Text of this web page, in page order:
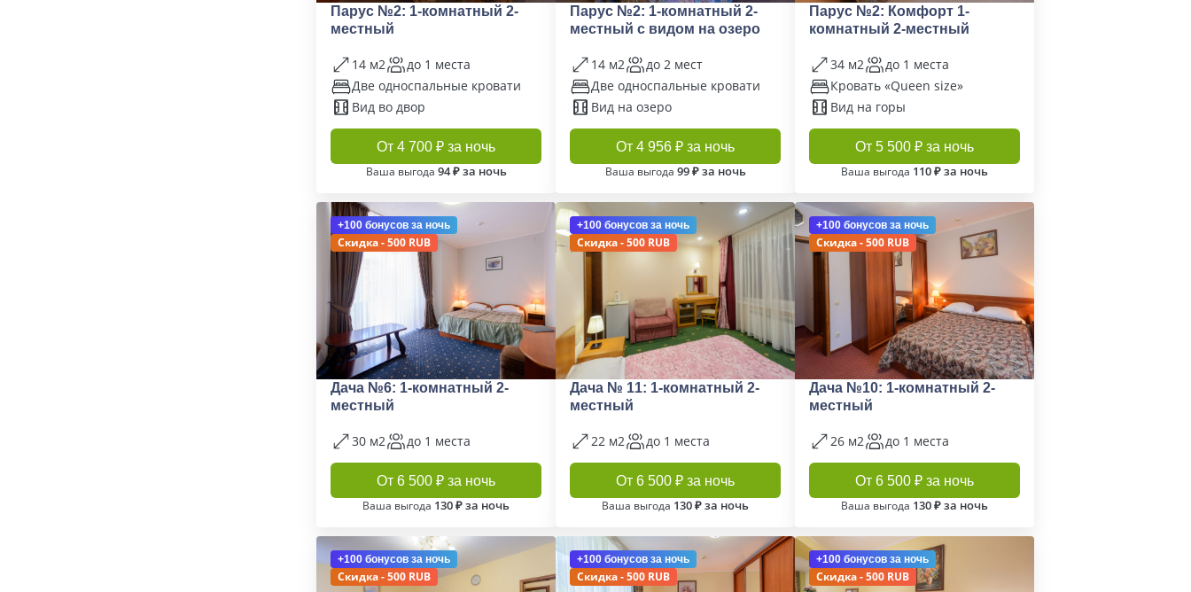
Парус №2: 1-комнатный 2-
местный
14 м2
до 1 места
Две односпальные кровати
Вид во двор
От 4 700 ₽ за ночь
Ваша выгода 94 ₽ за ночь
Парус №2: 1-комнатный 2-
местный с видом на озеро
14 м2
до 2 мест
Две односпальные кровати
Вид на озеро
От 4 956 ₽ за ночь
Ваша выгода 99 ₽ за ночь
Парус №2: Комфорт 1-
комнатный 2-местный
34 м2
до 1 места
Кровать «Queen size»
Вид на горы
От 5 500 ₽ за ночь
Ваша выгода 110 ₽ за ночь
+100 бонусов за ночь
Скидка - 500 RUB
Дача №6: 1-комнатный 2-
местный
30 м2 до 1 места
От 6 500 ₽ за ночь
Ваша выгода 130 ₽ за ночь
+100 бонусов за ночь
Скидка - 500 RUB
Дача № 11: 1-комнатный 2-
местный
22 м2 до 1 места
От 6 500 ₽ за ночь
Ваша выгода 130 ₽ за ночь
+100 бонусов за ночь
Скидка - 500 RUB
Дача №10: 1-комнатный 2-
местный
26 м2 до 1 места
От 6 500 ₽ за ночь
Ваша выгода 130 ₽ за ночь
+100 бонусов за ночь
Скидка - 500 RUB
+100 бонусов за ночь
Скидка - 500 RUB
+100 бонусов за ночь
Скидка - 500 RUB